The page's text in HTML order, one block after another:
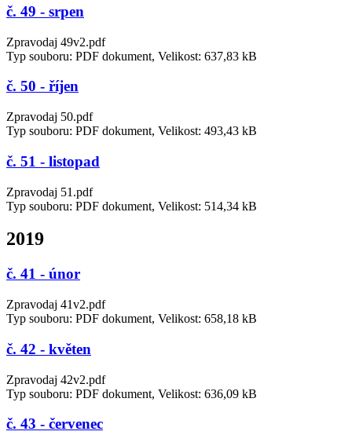
č. 49 - srpen
Zpravodaj 49v2.pdf
Typ souboru: PDF dokument, Velikost: 637,83 kB
č. 50 - říjen
Zpravodaj 50.pdf
Typ souboru: PDF dokument, Velikost: 493,43 kB
č. 51 - listopad
Zpravodaj 51.pdf
Typ souboru: PDF dokument, Velikost: 514,34 kB
2019
č. 41 - únor
Zpravodaj 41v2.pdf
Typ souboru: PDF dokument, Velikost: 658,18 kB
č. 42 - květen
Zpravodaj 42v2.pdf
Typ souboru: PDF dokument, Velikost: 636,09 kB
č. 43 - červenec